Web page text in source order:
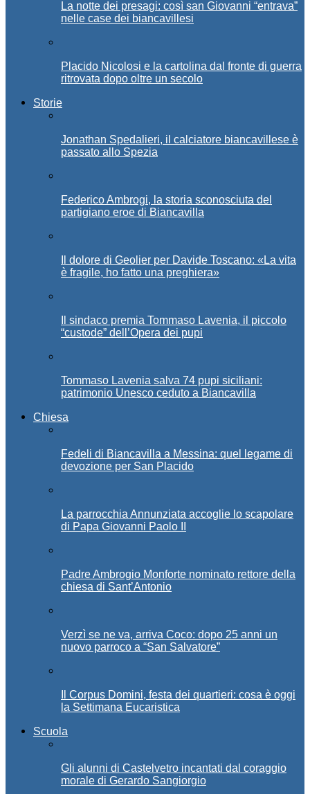
La notte dei presagi: così san Giovanni “entrava”
nelle case dei biancavillesi
Placido Nicolosi e la cartolina dal fronte di guerra
ritrovata dopo oltre un secolo
Storie
Jonathan Spedalieri, il calciatore biancavillese è
passato allo Spezia
Federico Ambrogi, la storia sconosciuta del
partigiano eroe di Biancavilla
Il dolore di Geolier per Davide Toscano: «La vita
è fragile, ho fatto una preghiera»
Il sindaco premia Tommaso Lavenia, il piccolo
“custode” dell’Opera dei pupi
Tommaso Lavenia salva 74 pupi siciliani:
patrimonio Unesco ceduto a Biancavilla
Chiesa
Fedeli di Biancavilla a Messina: quel legame di
devozione per San Placido
La parrocchia Annunziata accoglie lo scapolare
di Papa Giovanni Paolo II
Padre Ambrogio Monforte nominato rettore della
chiesa di Sant’Antonio
Verzì se ne va, arriva Coco: dopo 25 anni un
nuovo parroco a “San Salvatore”
Il Corpus Domini, festa dei quartieri: cosa è oggi
la Settimana Eucaristica
Scuola
Gli alunni di Castelvetro incantati dal coraggio
morale di Gerardo Sangiorgio